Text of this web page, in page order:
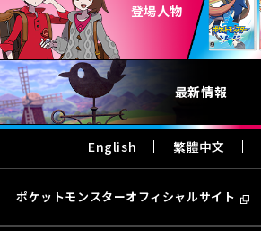
登場人物
最新情報
English 繁體中文
ポケットモンスターオフィシャルサイト